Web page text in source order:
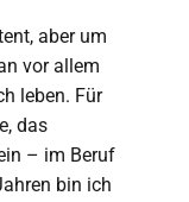
aber um
vor allem
leben. Für
das
– im Beruf
bin ich